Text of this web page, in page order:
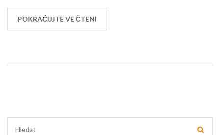
předčasnému stárnutí a jaké jsou nejnovější anti aging
technologie? Připojte se ke mně a prozkoumejte svět
anti aging společně.
POKRAČUJTE VE ČTENÍ